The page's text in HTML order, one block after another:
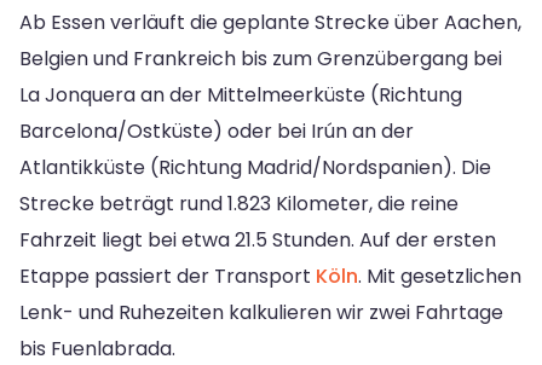
Ab Essen verläuft die geplante Strecke über Aachen,
Belgien und Frankreich bis zum Grenzübergang bei
La Jonquera an der Mittelmeerküste (Richtung
Barcelona/Ostküste) oder bei Irún an der
Atlantikküste (Richtung Madrid/Nordspanien). Die
Strecke beträgt rund 1.823 Kilometer, die reine
Fahrzeit liegt bei etwa 21.5 Stunden. Auf der ersten
Etappe passiert der Transport Köln. Mit gesetzlichen
Lenk- und Ruhezeiten kalkulieren wir zwei Fahrtage
bis Fuenlabrada.